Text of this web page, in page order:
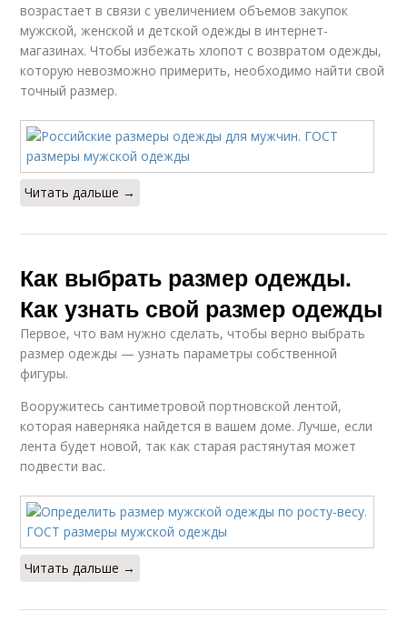
возрастает в связи с увеличением объемов закупок
мужской, женской и детской одежды в интернет-
магазинах. Чтобы избежать хлопот с возвратом одежды,
которую невозможно примерить, необходимо найти свой
точный размер.
Читать дальше →
Как выбрать размер одежды.
Как узнать свой размер одежды
Первое, что вам нужно сделать, чтобы верно выбрать
размер одежды — узнать параметры собственной
фигуры.
Вооружитесь сантиметровой портновской лентой,
которая наверняка найдется в вашем доме. Лучше, если
лента будет новой, так как старая растянутая может
подвести вас.
Читать дальше →